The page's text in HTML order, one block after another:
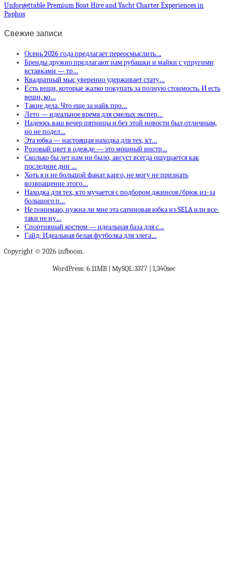
Unforgettable Premium Boat Hire and Yacht Charter Experiences in
Paphos
Свежие записи
Осень 2026 года предлагает переосмыслить…
Бренды дружно предлагают нам рубашки и майки с упругими
вставками — тр…
Квадратный мыс уверенно удерживает стату…
Есть вещи, которые жалко покупать за полную стоимость. И есть
вещи, ко…
Такие дела. Что еще за найк про…
Лето — идеальное время для смелых экспер…
Надеюсь ваш вечер пятницы и без этой новости был отличным,
но не подел…
Эта юбка — настоящая находка для тех, кт…
Розовый цвет в одежде — это мощный инстр…
Сколько бы лет нам ни было, август всегда ощущается как
последние дни …
Хоть я и не большой фанат карго, не могу не признать
возвращение этого…
Находка для тех, кто мучается с подбором джинсов/брюк из-за
большого п…
Не понимаю, нужна ли мне эта сатиновая юбка из SELA или все-
таки не ну…
Спортивный костюм — идеальная база для с…
Гайд: Идеальная белая футболка для элега…
Copyright © 2026 infboom.
WordPress: 6.11MB | MySQL:3377 | 1,340sec